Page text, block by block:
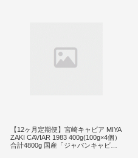
【12ヶ月定期便】宮崎キャビア MIYA
ZAKI CAVIAR 1983 400g(100g×4個）
合計4800g 国産「ジャパンキャビ